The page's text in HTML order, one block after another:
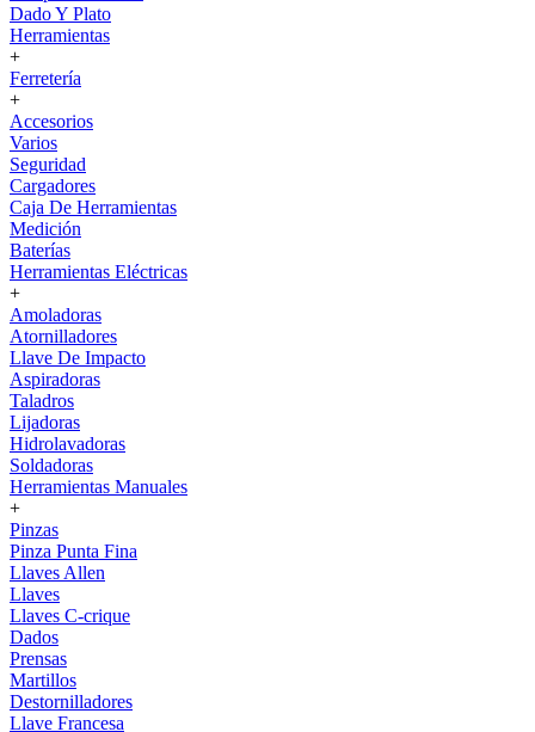
Dado Y Plato
Herramientas
+
Ferretería
+
Accesorios
Varios
Seguridad
Cargadores
Caja De Herramientas
Medición
Baterías
Herramientas Eléctricas
+
Amoladoras
Atornilladores
Llave De Impacto
Aspiradoras
Taladros
Lijadoras
Hidrolavadoras
Soldadoras
Herramientas Manuales
+
Pinzas
Pinza Punta Fina
Llaves Allen
Llaves
Llaves C-crique
Dados
Prensas
Martillos
Destornilladores
Llave Francesa